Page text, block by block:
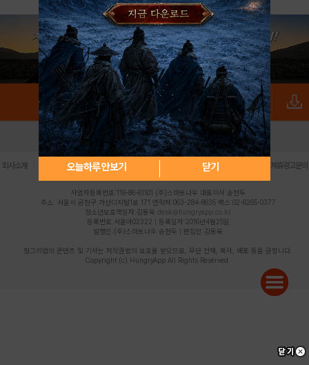
오늘하루 안보기 닫기
로그인 PC버전 전체앱
회사소개 | 개인정보 처리방침 불법촬영물 신고센터 제휴광고문의
사업자등록번호:119-86-61101 (주)스마트나우 대표이사:송현두
주소: 서울시 금천구 가산디지털1로 171 연락처:063-284-8635 팩스:02-6265-0377
청소년보호책임자:김동욱 desk@hungryapp.co.kr
등록번호:서울아02322 | 등록일자:2016년4월25일
발행인:(주)스마트나우 송현두 | 편집인:김동욱
헝그리앱의 콘텐츠 및 기사는 저작권법의 보호를 받으므로, 무단 전재, 복사, 배포 등을 금합니다.
Copyright (c) HungryApp All Rights Reserved.